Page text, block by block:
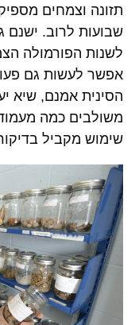
שבועות לרוב. ישנם
לשנות הפורמולה
אפשר לעשות גם
הסינית אמנם, שיא
משולבים כמה
שימוש מקביל